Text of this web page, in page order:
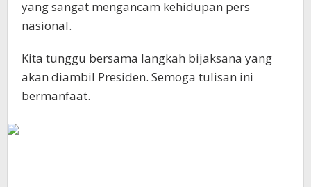
yang sangat mengancam kehidupan pers
nasional.
Kita tunggu bersama langkah bijaksana yang
akan diambil Presiden. Semoga tulisan ini
bermanfaat.